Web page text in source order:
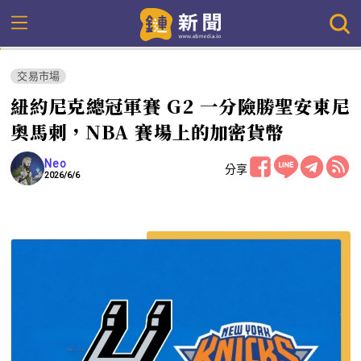
交易市場
紐約尼克總冠軍賽 G2 一分險勝聖安東尼
奧馬刺，NBA 賽場上的加密貨幣
Neo
2026/6/6 分享